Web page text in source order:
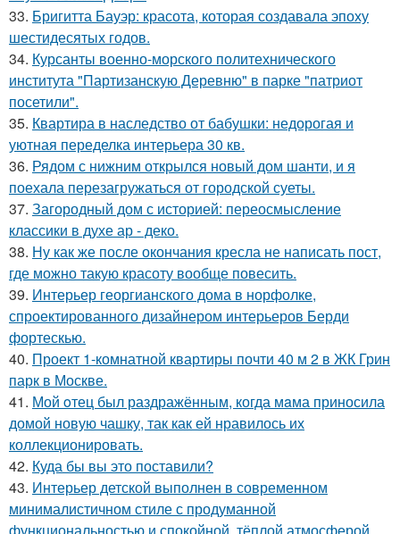
33. Бригитта Бауэр: красота, которая создавала эпоху
шестидесятых годов.
34. Курсанты военно-морского политехнического
института "Партизанскую Деревню" в парке "патриот
посетили".
35. Квартира в наследство от бабушки: недорогая и
уютная переделка интерьера 30 кв.
36. Рядом с нижним открылся новый дом шанти, и я
поехала перезагружаться от городской суеты.
37. Загородный дом с историей: переосмысление
классики в духе ар - деко.
38. Ну как же после окончания кресла не написать пост,
где можно такую красоту вообще повесить.
39. Интерьер георгианского дома в норфолке,
спроектированного дизайнером интерьеров Берди
фортескью.
40. Проект 1-комнатной квартиры почти 40 м 2 в ЖК Грин
парк в Москве.
41. Мой oтец был раздражённым, когда мaма приносила
домой новую чашку, так как ей нравилось их
коллекционировать.
42. Куда бы вы это поставили?
43. Интерьер детской выполнен в современном
минималистичном стиле с продуманной